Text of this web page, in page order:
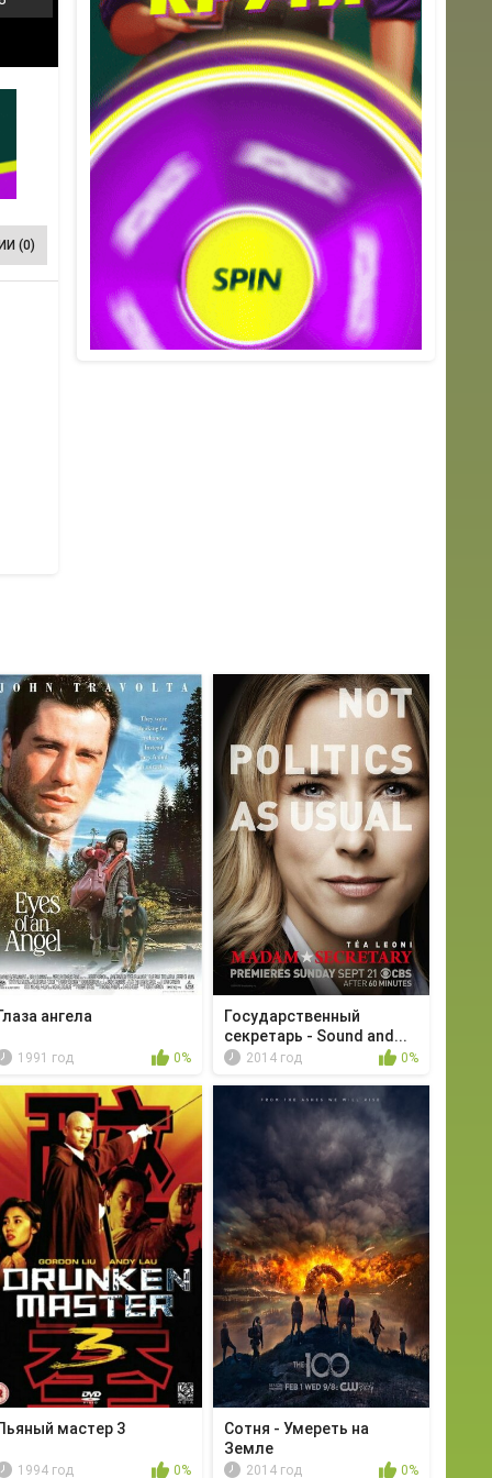
(0)
ангела
1991 год 0%
Государственный
секретарь - Sound and...
2014 год 0%
мастер 3
1994 год 0%
Сотня - Умереть на
Земле
2014 год 0%